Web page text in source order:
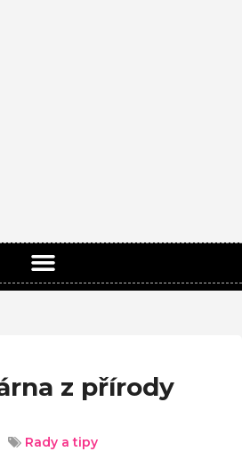
z přírody
Rady a tipy